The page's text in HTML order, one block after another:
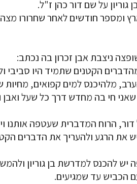
גוריון על שם דור כהן ז"ל.
ניצבת אבן זכרון בה נכתב:
הקטנים שתמיד היו סביבי
מלהיכנס למים קפואים,
חי בה מחדש דרך כל שעל
הרוח המדברית שעטפה אותנו
את הרגע ולהעריך את הדברים
יש להכנס למדרשת בן גוריון
הכביש עד שמגיעים.